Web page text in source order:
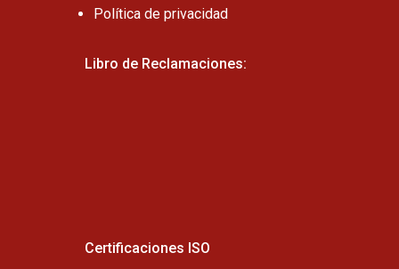
Política de privacidad
Libro de Reclamaciones:
Certificaciones ISO